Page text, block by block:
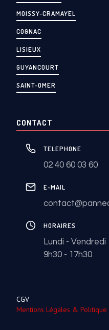
MOISSY-CRAMAYEL
COGNAC
LISIEUX
GUYANCOURT
SAINT-OMER
CONTACT
TELEPHONE
02 40 60 03 60
E-MAIL
HORAIRES
Lundi - Vendredi
9h30 - 17h30
CGV
Mentions Légales &